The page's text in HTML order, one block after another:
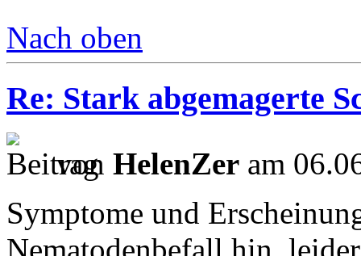
Nach oben
Re: Stark abgemagerte
von HelenZer am
Symptome und
Nematodenbefall hin,